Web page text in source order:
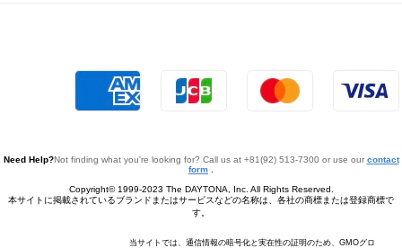
Need Help?Not finding what you're looking for? Call us at +81(92) 513-7300 or use our contact
form
Copyright© 1999-2023 The DAYTONA, Inc. All Rights Reserved.
本サイトに掲載されているブランドまたはサービスなどの名称は、各社の商標または登録商標で
す。
当サイトでは、通信情報の暗号化と実在性の証明のため、GMOグロ